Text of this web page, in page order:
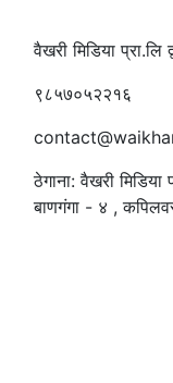
वैखरी मिडिया
९८५७०५२२१६
ठेगाना: वैखरी मिडिया
बाणगंगा - ४ ,